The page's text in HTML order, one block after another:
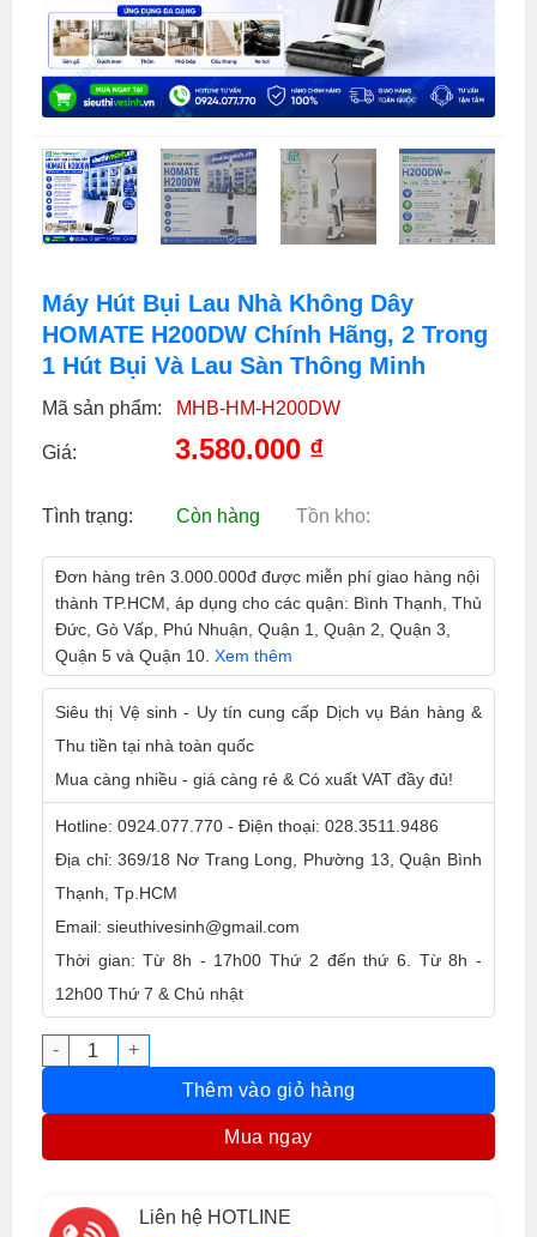
Máy Hút Bụi Lau Nhà Không Dây
HOMATE H200DW Chính Hãng, 2 Trong
1 Hút Bụi Và Lau Sàn Thông Minh
Mã sản phẩm: MHB-HM-H200DW
Giá: 3.580.000 ₫
Tình trạng: Còn hàng Tồn kho:
Đơn hàng trên 3.000.000đ được miễn phí giao hàng nội
thành TP.HCM, áp dụng cho các quận: Bình Thạnh, Thủ
Đức, Gò Vấp, Phú Nhuận, Quận 1, Quận 2, Quận 3,
Quận 5 và Quận 10. Xem thêm
Siêu thị Vệ sinh - Uy tín cung cấp Dịch vụ Bán hàng &
Thu tiền tại nhà toàn quốc
Mua càng nhiều - giá càng rẻ & Có xuất VAT đầy đủ!
Hotline: 0924.077.770 - Điện thoại: 028.3511.9486
Địa chỉ: 369/18 Nơ Trang Long, Phường 13, Quận Bình
Thạnh, Tp.HCM
Email: sieuthivesinh@gmail.com
Thời gian: Từ 8h - 17h00 Thứ 2 đến thứ 6. Từ 8h -
12h00 Thứ 7 & Chủ nhật
Máy Hút Bụi Lau Nhà Không Dây HOMATE H200DW
Thêm vào giỏ hàng
Mua ngay
Liên hệ HOTLINE